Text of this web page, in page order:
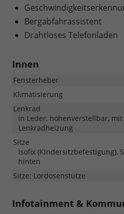
Bergabfahrassistent
Drahtloses Telefonladen
Innen
Fensterheber
Klimatisierung
Lenkrad
in Leder, höhenverstellbar,
Lenkradheizung
Sitze
Isofix (Kindersitzbefestigung),
hinten
Sitze: Lordosenstütze
Infotainment &